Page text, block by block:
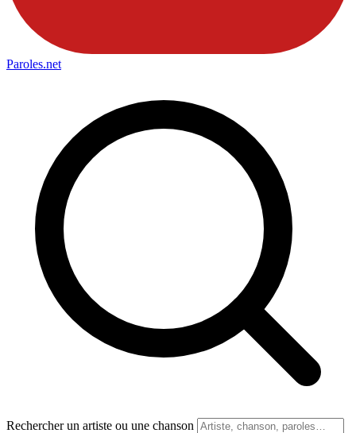
Paroles.net
Rechercher un artiste ou une chanson